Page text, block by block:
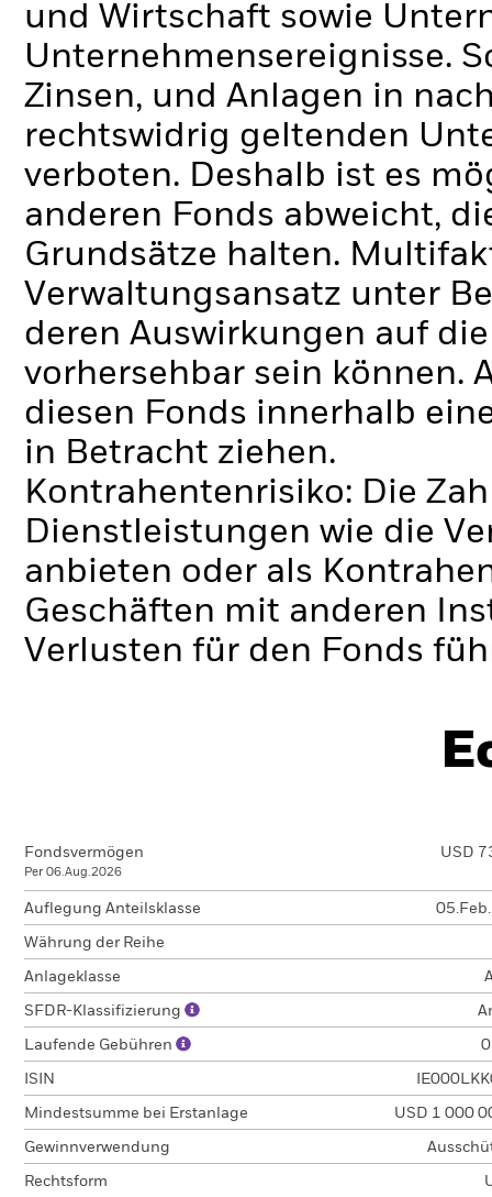
und Wirtschaft sowie
Unternehmensereignisse.
Zinsen, und Anlagen in
rechtswidrig geltenden
verboten. Deshalb ist es
anderen Fonds abweicht,
Grundsätze halten.
Verwaltungsansatz unter
deren Auswirkungen auf
vorhersehbar sein können.
diesen Fonds innerhalb
in Betracht ziehen.
Kontrahentenrisiko: Die
Dienstleistungen wie die
anbieten oder als
Geschäften mit anderen
Verlusten für den Fonds
Fondsvermögen
Per 06.Aug.2026
USD
Auflegung Anteilsklasse
Währung der Reihe
Anlageklasse
SFDR-Klassifizierung
Laufende Gebühren
ISIN
Mindestsumme bei Erstanlage USD 1 000
Gewinnverwendung
Rechtsform